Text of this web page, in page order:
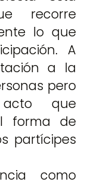
recorre
lo que
A
a la
pero
que
forma de
partícipes
como